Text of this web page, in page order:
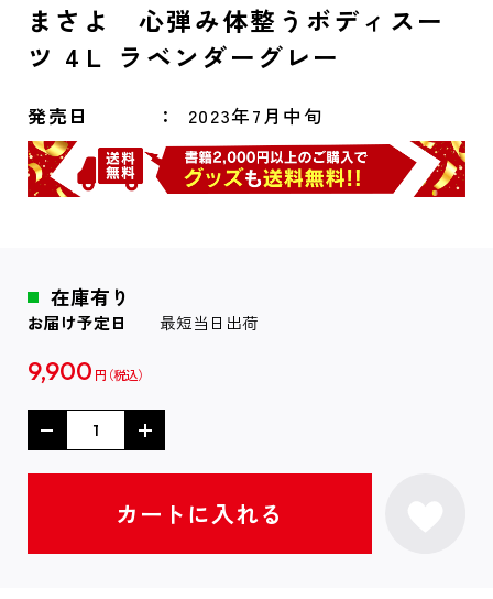
まさよ 心弾み体整うボディスー
ツ 4Ｌ ラベンダーグレー
発売日 2023年7月中旬
在庫有り
お届け予定日 最短当日出荷
9,900 円